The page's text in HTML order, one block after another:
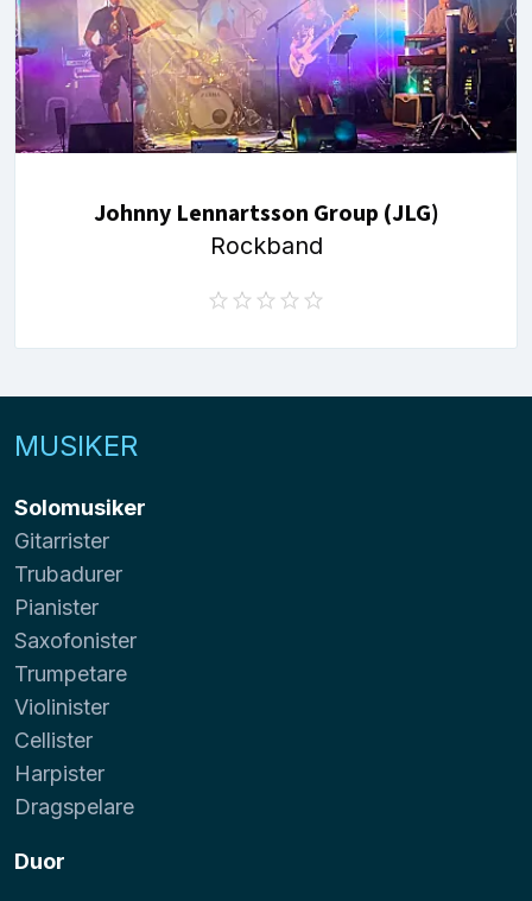
Johnny Lennartsson Group (JLG)
Rockband
MUSIKER
Solomusiker
Gitarrister
Trubadurer
Pianister
Saxofonister
Trumpetare
Violinister
Cellister
Harpister
Dragspelare
Duor